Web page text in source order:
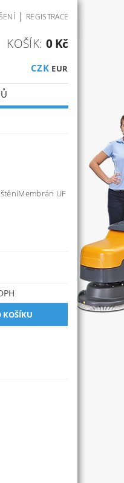
| REGISTRACE
CZK EUR
KOŠÍK: 0 Kč
Membrán UF
DPH